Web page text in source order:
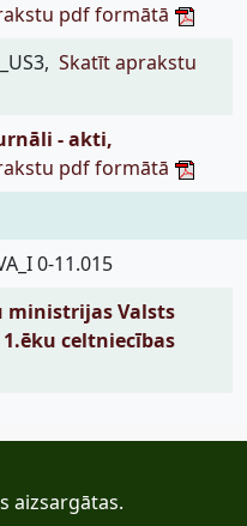
pdf formātā
Skatīt aprakstu
- akti,
pdf formātā
0-11.015
ministrijas Valsts
celtniecības
aizsargātas.